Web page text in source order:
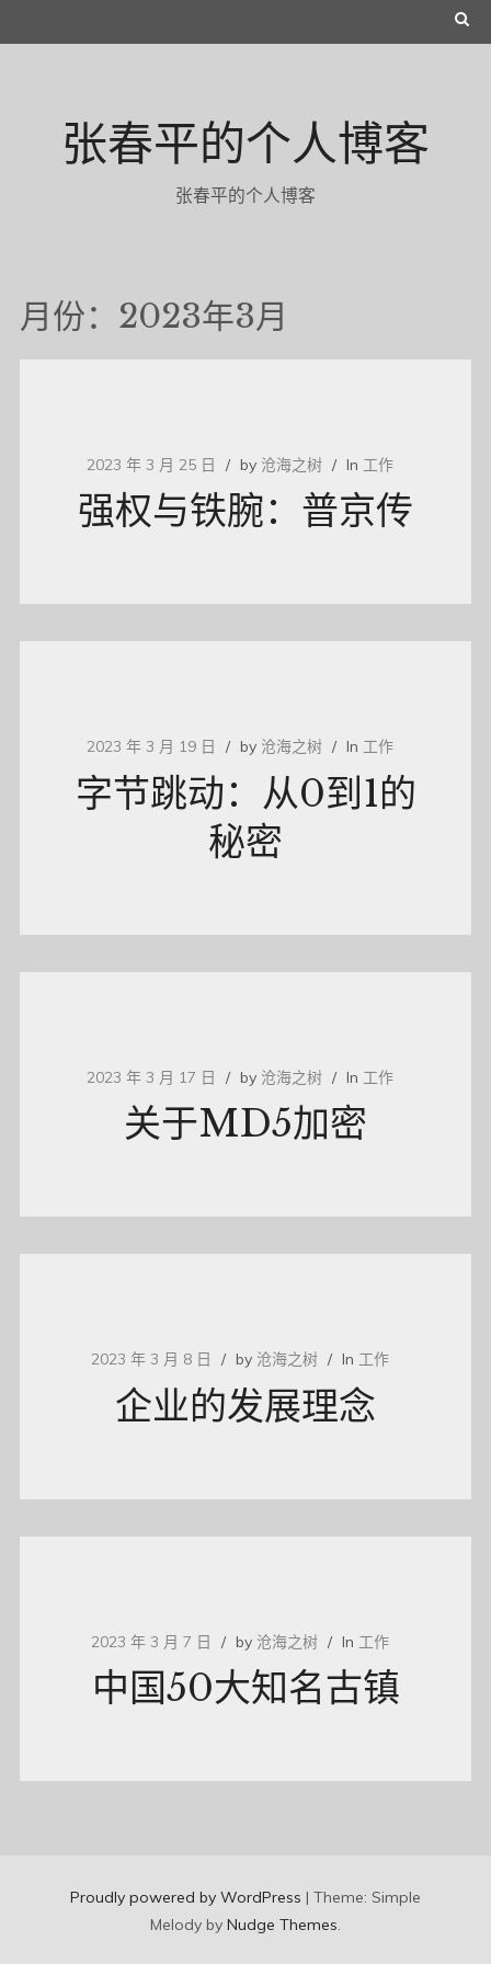
to
张春平的个人博客
张春平的个人博客
月份：2023年3月
2023 年 3 月 25 日 by 沧海之树 In 工作
强权与铁腕：普京传
2023 年 3 月 19 日 by 沧海之树 In 工作
字节跳动：从0到1的
秘密
2023 年 3 月 17 日 by 沧海之树 In 工作
关于MD5加密
2023 年 3 月 8 日 by 沧海之树 In 工作
企业的发展理念
2023 年 3 月 7 日 by 沧海之树 In 工作
中国50大知名古镇
Proudly powered by WordPress | Theme: Simple
Melody by Nudge Themes.